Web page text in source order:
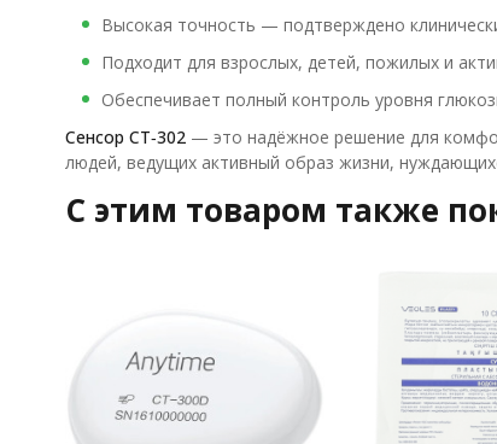
Высокая точность — подтверждено
Подходит для взрослых, детей, пожилых и
Обеспечивает полный контроль уровня
Сенсор CT‑302— это надёжное решение для
людей, ведущих активный образ жизни,
C этим товаром также